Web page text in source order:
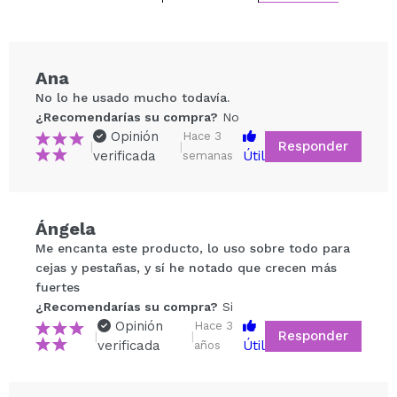
Compartir un vídeo o una foto
Tu vídeo podría ser el primero. Imagínatelo...
¿Recomendarías su compra? Si No
5/5
Ana
No lo he usado mucho todavía.
¿Recomendarías su compra? No
|
Opinión
verificada
|
Hace 3
semanas
Útil
Responder
Ángela
Me encanta este producto, lo uso sobre todo para
cejas y pestañas, y sí he notado que crecen más
fuertes
¿Recomendarías su compra? Si
|
Opinión
verificada
|
Hace 3
años
Útil
Responder